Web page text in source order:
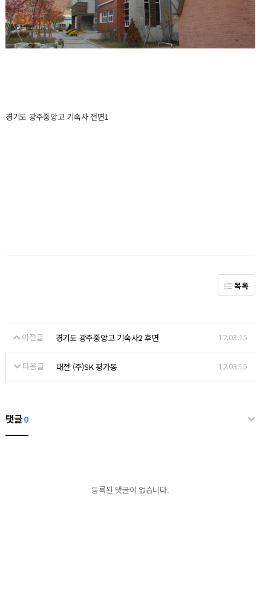
경기도 광주중앙고 기숙사 전면1
목록
이전글 경기도 광주중앙고 기숙사2 후면 12.03.15
다음글 대전 (주)SK 평가동 12.03.15
댓글0
등록된 댓글이 없습니다.